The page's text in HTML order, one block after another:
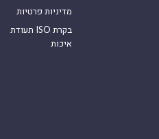
מדיניות פרטיות
תעודת ISO בקרת
איכות